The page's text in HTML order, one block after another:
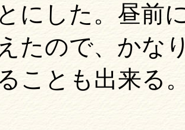
にした。昼前
たので、かな
ことも出来る